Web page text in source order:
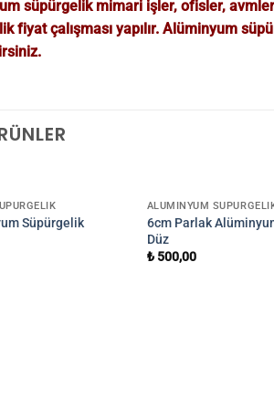
süpürgelik mimari işler, ofisler,
fiyat çalışması yapılır. Alüminyum
Süpürgelik
ALÜMINYUM
6cm Parlak
Düz
₺500,00